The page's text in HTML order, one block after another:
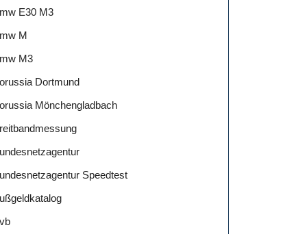
E30 M3
M
M3
Dortmund
Mönchengladbach
Speedtest